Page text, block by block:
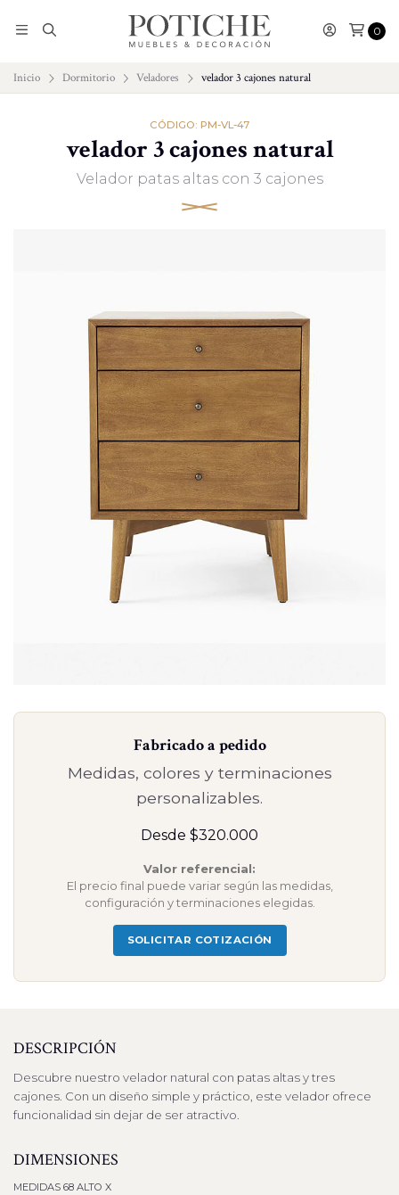
0
Inicio Dormitorio Veladores velador 3 cajones natural
CÓDIGO: PM-VL-47
velador 3 cajones natural
Velador patas altas con 3 cajones
Fabricado a pedido
Medidas, colores y terminaciones
personalizables.
Desde $320.000
Valor referencial:
El precio final puede variar según las medidas,
configuración y terminaciones elegidas.
SOLICITAR COTIZACIÓN
DESCRIPCIÓN
Descubre nuestro velador natural con patas altas y tres
cajones. Con un diseño simple y práctico, este velador ofrece
funcionalidad sin dejar de ser atractivo.
DIMENSIONES
MEDIDAS 68 ALTO X